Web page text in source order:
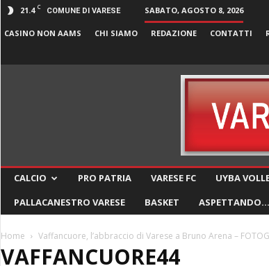
21.4 C COMUNE DI VARESE SABATO, AGOSTO 8, 2026
CASINO NON AAMS CHI SIAMO REDAZIONE CONTATTI
CALCIO PRO PATRIA VARESE FC UYBA
PALLACANESTRO VARESE
BASKET ASPETTANDO…
Home Vaffancuore, l’abbraccio di Varese a Bruno Arena –
VAFFANCUORE44